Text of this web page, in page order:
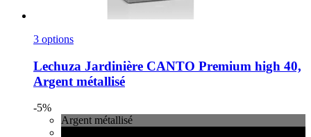
3 options
Lechuza Jardinière CANTO Premium high 40,
Argent métallisé
-5%
Argent métallisé